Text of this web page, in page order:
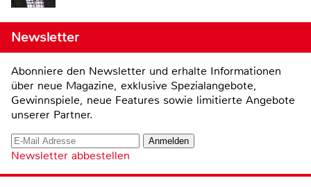
Newsletter
Abonniere den Newsletter und erhalte Informationen
über neue Magazine, exklusive Spezialangebote,
Gewinnspiele, neue Features sowie limitierte Angebote
unserer Partner.
Newsletter abbestellen